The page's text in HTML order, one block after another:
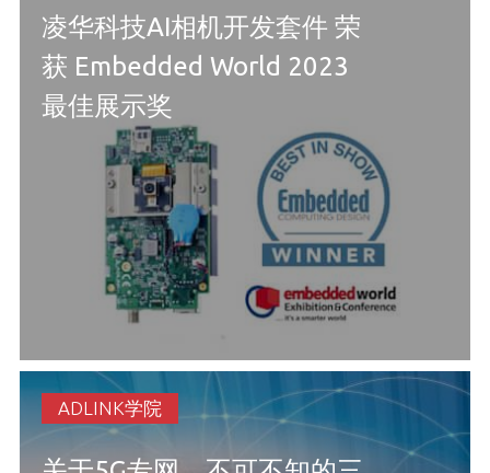
凌华科技AI相机开发套件 荣
获 Embedded World 2023
最佳展示奖
ADLINK学院